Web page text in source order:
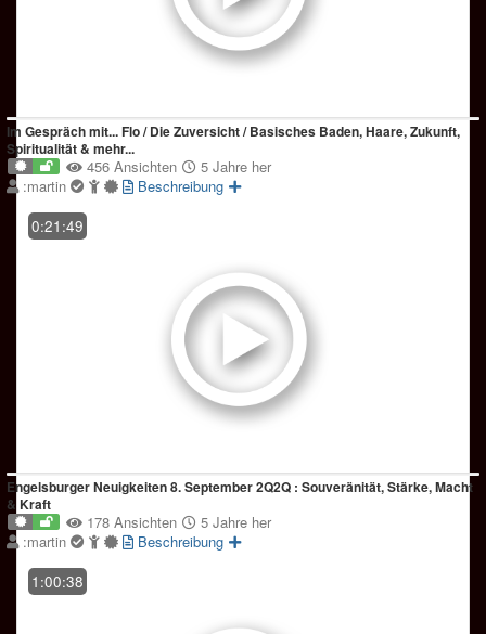
Im Gespräch mit... Flo / Die Zuversicht / Basisches Baden, Haare, Zukunft,
Spiritualität & mehr...
456 Ansichten
5 Jahre her
:martin
Beschreibung
0:21:49
Engelsburger Neuigkeiten 8. September 2Q2Q : Souveränität, Stärke, Macht
& Kraft
178 Ansichten
5 Jahre her
:martin
Beschreibung
1:00:38